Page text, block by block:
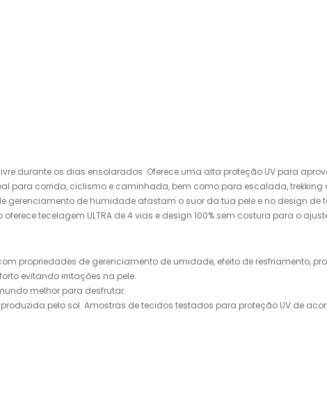
durante os dias ensolarados. Oferece uma alta proteção UV para
para corrida, ciclismo e caminhada, bem como para escalada,
gerenciamento de humidade afastam o suor da tua pele e no design de
tecelagem ULTRA de 4 vias e design 100% sem costura para o
propriedades de gerenciamento de umidade, efeito de resfriamento,
evitando irritações na pele.
melhor para desfrutar.
pelo sol. Amostras de tecidos testados para proteção UV de